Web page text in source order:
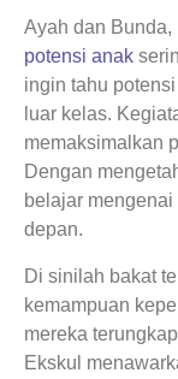
Ayah dan Bunda,
potensi anak
ingin tahu
luar kelas.
memaksimalkan
Dengan
belajar
depan.
Di sinilah bakat
kemampuan
mereka
Ekskul